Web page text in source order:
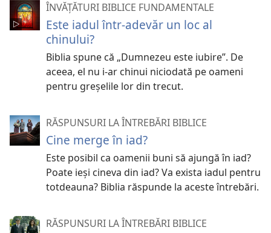
ÎNVĂȚĂTURI BIBLICE FUNDAMENTALE
Este iadul într-adevăr un loc al
chinului?
Biblia spune că „Dumnezeu este iubire”. De
aceea, el nu i-ar chinui niciodată pe oameni
pentru greșelile lor din trecut.
RĂSPUNSURI LA ÎNTREBĂRI BIBLICE
Cine merge în iad?
Este posibil ca oamenii buni să ajungă în iad?
Poate ieși cineva din iad? Va exista iadul pentru
totdeauna? Biblia răspunde la aceste întrebări.
RĂSPUNSURI LA ÎNTREBĂRI BIBLICE